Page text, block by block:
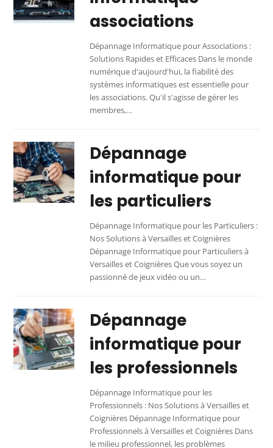
associations
Dépannage Informatique pour Associations :
Solutions Rapides et Efficaces Dans le monde
numérique d'aujourd'hui, la fiabilité des
systèmes informatiques est essentielle pour
les associations. Qu'il s'agisse de gérer les
membres,…
Dépannage
informatique pour
les particuliers
Dépannage Informatique pour les Particuliers :
Nos Solutions à Versailles et Coignières
Dépannage Informatique pour Particuliers à
Versailles et Coignières Que vous soyez un
passionné de jeux vidéo ou un…
Dépannage
informatique pour
les professionnels
Dépannage Informatique pour les
Professionnels : Nos Solutions à Versailles et
Coignières Dépannage Informatique pour
Professionnels à Versailles et Coignières Dans
le milieu professionnel, les problèmes